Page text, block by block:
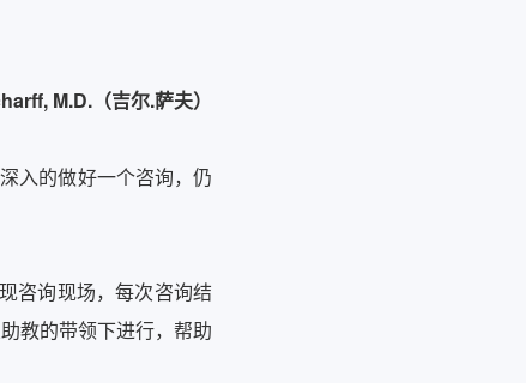
M.D.（吉尔.萨夫）
入的做好一个咨询，仍
咨询现场，每次咨询结
教的带领下进行，帮助